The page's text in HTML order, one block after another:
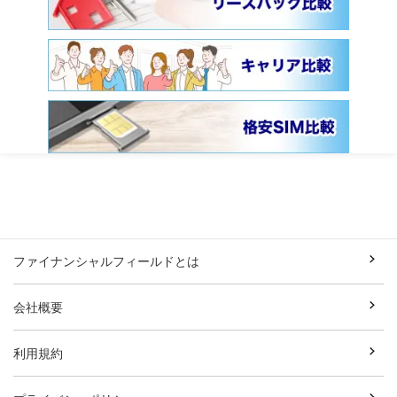
ファイナンシャルフィールドとは
会社概要
利用規約